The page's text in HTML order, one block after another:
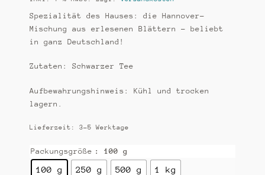
Spezialität des Hauses: die Hannover-
Mischung aus erlesenen Blättern – beliebt
in ganz Deutschland!
Zutaten: Schwarzer Tee
Aufbewahrungshinweis: Kühl und trocken
lagern.
Lieferzeit: 3-5 Werktage
Packungsgröße : 100 g
100 g 250 g 500 g 1 kg